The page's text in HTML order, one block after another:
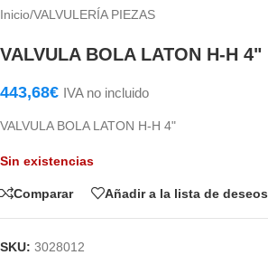
Inicio/VALVULERÍA PIEZAS
VALVULA BOLA LATON H-H 4"
443,68€ IVA no incluido
VALVULA BOLA LATON H-H 4"
Sin existencias
Comparar Añadir a la lista de deseos
SKU: 3028012